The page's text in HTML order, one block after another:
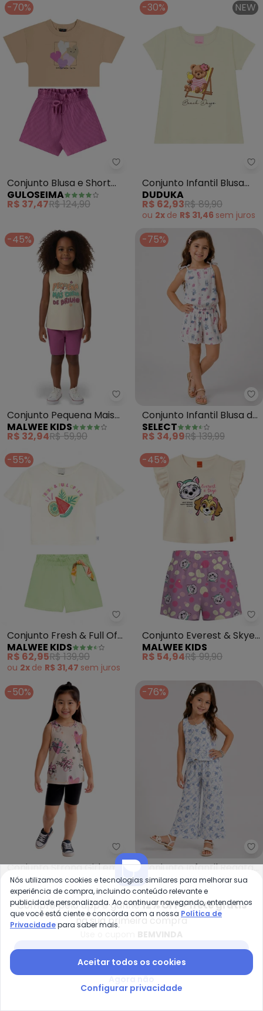
-70%
Guloseima - Conjunto Blusa e
Conjunto Blusa e Short
Infantil (Bege)
GULOSEIMA
R$ 37,47R$ 124,90
-30% NEW
Conjunto Infantil Blusa
Beach Days e Short
(Bege)
DUDUKA
R$ 62,93R$ 89,90
ou 2x de R$ 31,46 sem juros
-45%
Malwee Kids - Conjunto
Conjunto Pequena Mais
Cheia de Brilho (Off
White)
MALWEE KIDS
R$ 32,94R$ 59,90
-75%
Conjunto Infantil Blusa de
Alça e Short (Bege)
SELECT
R$ 34,99R$ 139,99
-55%
Malwee Kids - Conjunto Fresh
Conjunto Fresh & Full Of
Life (Off White )
MALWEE KIDS
R$ 62,95R$ 139,90
ou 2x de R$ 31,47 sem juros
-45%
Conjunto Everest & Skye®
(Bege)
MALWEE KIDS
R$ 54,94R$ 99,90
-50%
Malwee Kids - Conjunto
Conjunto Strong Girl em
Malha (Off White)
MALWEE KIDS
R$ 39,95R$ 79,90
-76%
Conjunto Infantil Regata
e Pantacourt (Bege)
SELECT
R$ 47,99R$ 199,99
-69%
-45%
Compre pelo app e ganhe12% OFF + frete grátis
na sua primeira compra
Nós utilizamos cookies e tecnologias similares para melhorar sua
experiência de compra, incluindo conteúdo relevante e
publicidade personalizada. Ao continuar navegando, entendemos
que você está ciente e concorda com a nossa Política de
Privacidadepara saber mais.
Aceitar todos os cookies
Configurar privacidade